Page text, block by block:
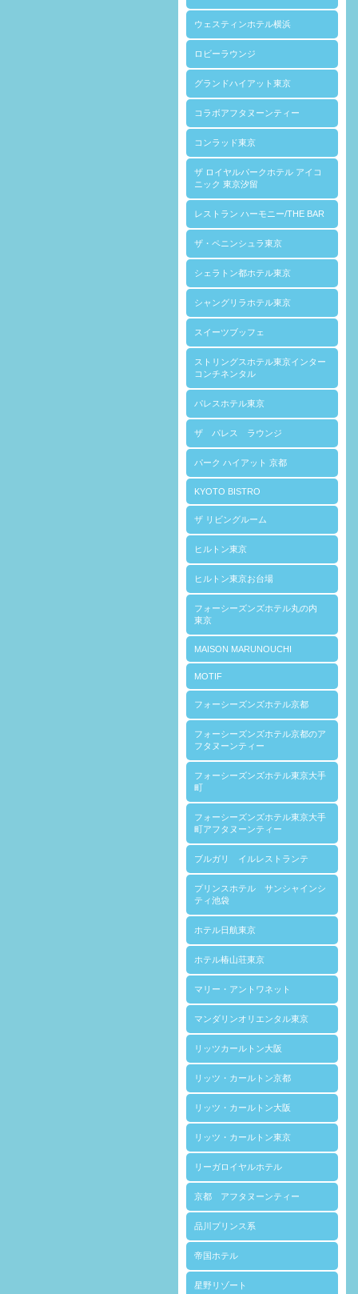
ウェスティンホテル横浜
ロビーラウンジ
グランドハイアット東京
コラボアフタヌーンティー
コンラッド東京
ザ ロイヤルパークホテル アイコ
ニック 東京汐留
レストラン ハーモニー/THE BAR
ザ・ペニンシュラ東京
シェラトン都ホテル東京
シャングリラホテル東京
スイーツブッフェ
ストリングスホテル東京インター
コンチネンタル
パレスホテル東京
ザ パレス ラウンジ
パーク ハイアット 京都
KYOTO BISTRO
ザ リビングルーム
ヒルトン東京
ヒルトン東京お台場
フォーシーズンズホテル丸の内
東京
MAISON MARUNOUCHI
MOTIF
フォーシーズンズホテル京都
フォーシーズンズホテル京都のア
フタヌーンティー
フォーシーズンズホテル東京大手
町
フォーシーズンズホテル東京大手
町アフタヌーンティー
ブルガリ イルレストランテ
プリンスホテル サンシャインシ
ティ池袋
ホテル日航東京
ホテル椿山荘東京
マリー・アントワネット
マンダリンオリエンタル東京
リッツカールトン大阪
リッツ・カールトン京都
リッツ・カールトン大阪
リッツ・カールトン東京
リーガロイヤルホテル
京都 アフタヌーンティー
品川プリンス系
帝国ホテル
星野リゾート